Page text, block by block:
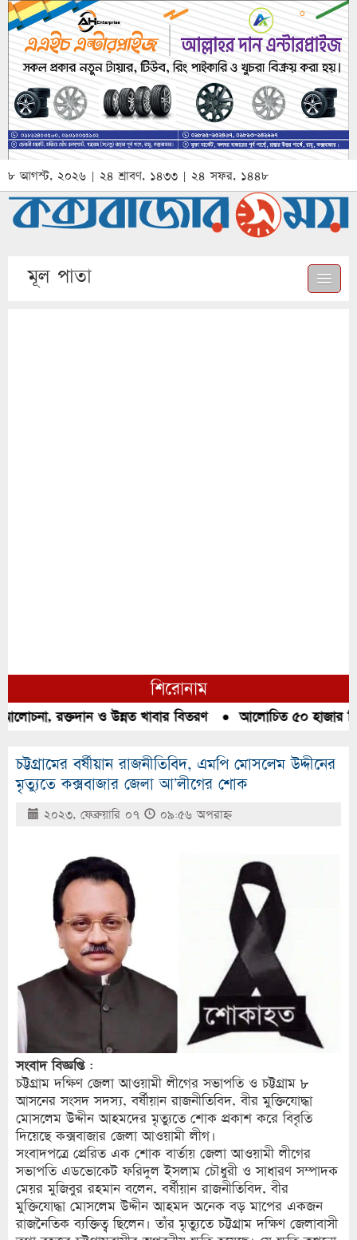
৮ আগস্ট, ২০২৬ | ২৪ শ্রাবণ, ১৪৩৩ | ২৪ সফর, ১৪৪৮
মূল পাতা
শিরোনাম
রক্তদান ও উন্নত খাবার বিতরণ●আলোচিত ৫০ হাজার পিস
চট্টগ্রামের বর্ষীয়ান রাজনীতিবিদ, এমপি মোসলেম উদ্দীনের
মৃত্যুতে কক্সবাজার জেলা আ’লীগের শোক
২০২৩, ফেব্রুয়ারি ০৭ ০৯:৫৬ অপরাহ্ণ
সংবাদ বিজ্ঞপ্তি :
চট্টগ্রাম দক্ষিণ জেলা আওয়ামী লীগের সভাপতি ও চট্টগ্রাম ৮
আসনের সংসদ সদস্য, বর্ষীয়ান রাজনীতিবিদ, বীর মুক্তিযোদ্ধা
মোসলেম উদ্দীন আহমদের মৃত্যুতে শোক প্রকাশ করে বিবৃতি
দিয়েছে কক্সবাজার জেলা আওয়ামী লীগ।
সংবাদপত্রে প্রেরিত এক শোক বার্তায় জেলা আওয়ামী লীগের
সভাপতি এডভোকেট ফরিদুল ইসলাম চৌধুরী ও সাধারণ সম্পাদক
মেয়র মুজিবুর রহমান বলেন, বর্ষীয়ান রাজনীতিবিদ, বীর
মুক্তিযোদ্ধা মোসলেম উদ্দীন আহমদ অনেক বড় মাপের একজন
রাজনৈতিক ব্যক্তিত্ব ছিলেন। তাঁর মৃত্যুতে চট্টগ্রাম দক্ষিণ জেলাবাসী